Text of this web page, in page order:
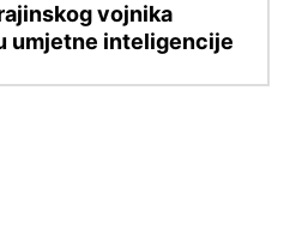
vojnika
umjetne inteligencije